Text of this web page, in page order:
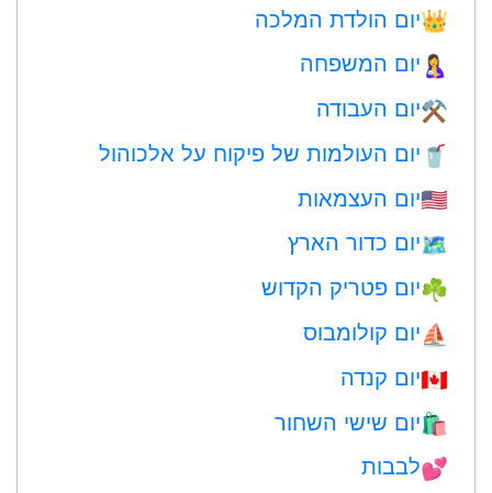
👑יום הולדת המלכה
🤱 יום המשפחה
⚒️יום העבודה
🥤 יום העולמות של פיקוח על אלכוהול
🇺🇸יום העצמאות
🗺️יום כדור הארץ
☘️יום פטריק הקדוש
⛵️יום קולומבוס
🇨🇦יום קנדה
🛍יום שישי השחור
💕לבבות